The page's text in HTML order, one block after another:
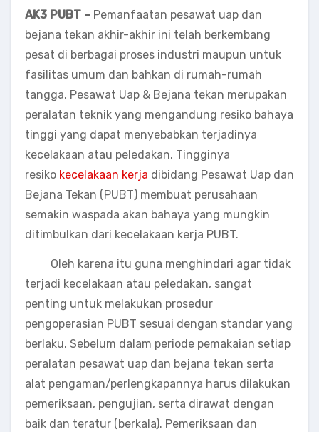
AK3 PUBT – Pemanfaatan pesawat uap dan
bejana tekan akhir-akhir ini telah berkembang
pesat di berbagai proses industri maupun untuk
fasilitas umum dan bahkan di rumah-rumah
tangga. Pesawat Uap & Bejana tekan merupakan
peralatan teknik yang mengandung resiko bahaya
tinggi yang dapat menyebabkan terjadinya
kecelakaan atau peledakan. Tingginya
resiko kecelakaan kerja dibidang Pesawat Uap dan
Bejana Tekan (PUBT) membuat perusahaan
semakin waspada akan bahaya yang mungkin
ditimbulkan dari kecelakaan kerja PUBT.
Oleh karena itu guna menghindari agar tidak
terjadi kecelakaan atau peledakan, sangat
penting untuk melakukan prosedur
pengoperasian PUBT sesuai dengan standar yang
berlaku. Sebelum dalam periode pemakaian setiap
peralatan pesawat uap dan bejana tekan serta
alat pengaman/perlengkapannya harus dilakukan
pemeriksaan, pengujian, serta dirawat dengan
baik dan teratur (berkala). Pemeriksaan dan